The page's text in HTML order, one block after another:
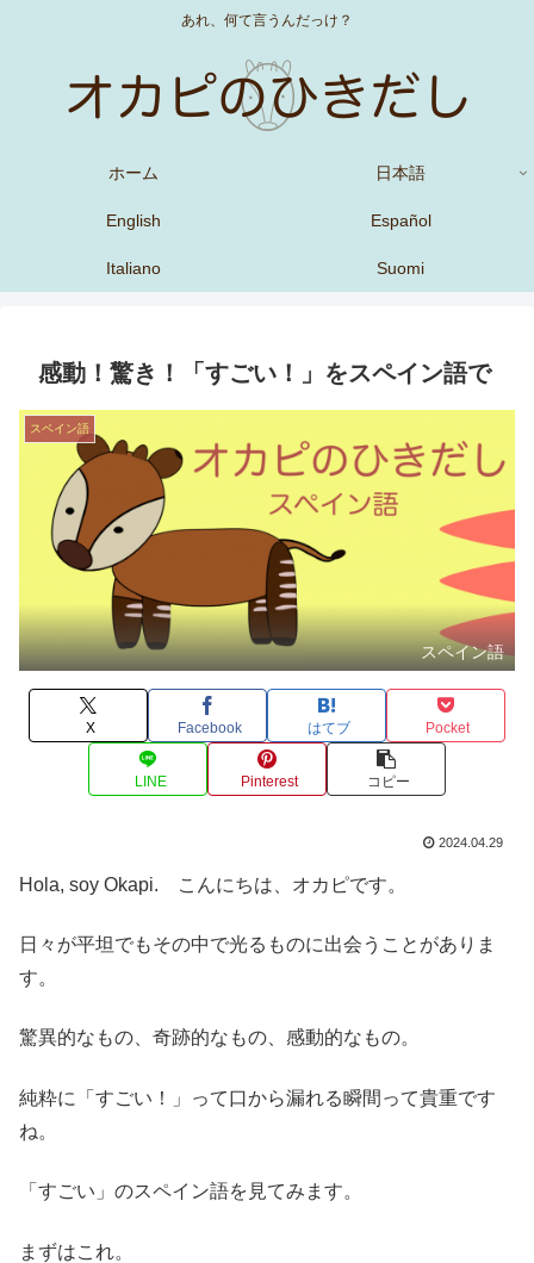
あれ、何て言うんだっけ？
ホーム 日本語
English Español
Italiano Suomi
感動！驚き！「すごい！」をスペイン語で
スペイン語
スペイン語
X Facebook はてブ Pocket
LINE Pinterest コピー
2024.04.29
Hola, soy Okapi. こんにちは、オカピです。
日々が平坦でもその中で光るものに出会うことがありま
す。
驚異的なもの、奇跡的なもの、感動的なもの。
純粋に「すごい！」って口から漏れる瞬間って貴重です
ね。
「すごい」のスペイン語を見てみます。
まずはこれ。